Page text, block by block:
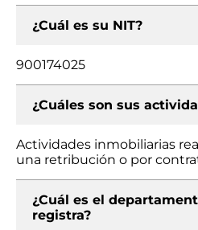
¿Cuál es su NIT?
900174025
¿Cuáles son sus
Actividades inmobiliarias
una retribución o por
¿Cuál es el
registra?